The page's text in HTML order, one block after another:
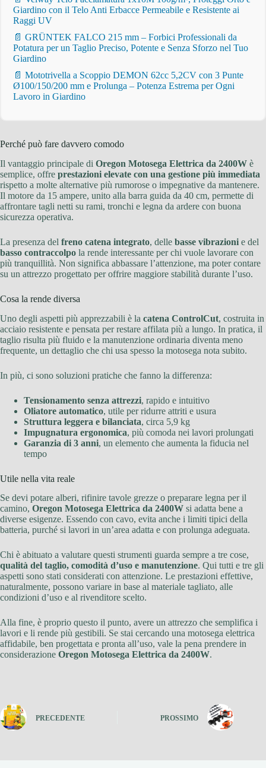
Giardino con il Telo Anti Erbacce Permeabile e Resistente ai
Raggi UV
📄 GRÜNTEK FALCO 215 mm – Forbici Professionali da
Potatura per un Taglio Preciso, Potente e Senza Sforzo nel Tuo
Giardino
📄 Mototrivella a Scoppio DEMON 62cc 5,2CV con 3 Punte
Ø100/150/200 mm e Prolunga – Potenza Estrema per Ogni
Lavoro in Giardino
Perché può fare davvero comodo
Il vantaggio principale di Oregon Motosega Elettrica da 2400W è
semplice, offre prestazioni elevate con una gestione più immediata
rispetto a molte alternative più rumorose o impegnative da mantenere.
Il motore da 15 ampere, unito alla barra guida da 40 cm, permette di
affrontare tagli netti su rami, tronchi e legna da ardere con buona
sicurezza operativa.
La presenza del freno catena integrato, delle basse vibrazioni e del
basso contraccolpo la rende interessante per chi vuole lavorare con
più tranquillità. Non significa abbassare l’attenzione, ma poter contare
su un attrezzo progettato per offrire maggiore stabilità durante l’uso.
Cosa la rende diversa
Uno degli aspetti più apprezzabili è la catena ControlCut, costruita in
acciaio resistente e pensata per restare affilata più a lungo. In pratica, il
taglio risulta più fluido e la manutenzione ordinaria diventa meno
frequente, un dettaglio che chi usa spesso la motosega nota subito.
In più, ci sono soluzioni pratiche che fanno la differenza:
Tensionamento senza attrezzi, rapido e intuitivo
Oliatore automatico, utile per ridurre attriti e usura
Struttura leggera e bilanciata, circa 5,9 kg
Impugnatura ergonomica, più comoda nei lavori prolungati
Garanzia di 3 anni, un elemento che aumenta la fiducia nel
tempo
Utile nella vita reale
Se devi potare alberi, rifinire tavole grezze o preparare legna per il
camino, Oregon Motosega Elettrica da 2400W si adatta bene a
diverse esigenze. Essendo con cavo, evita anche i limiti tipici della
batteria, purché si lavori in un’area adatta e con prolunga adeguata.
Chi è abituato a valutare questi strumenti guarda sempre a tre cose,
qualità del taglio, comodità d’uso e manutenzione. Qui tutti e tre gli
aspetti sono stati considerati con attenzione. Le prestazioni effettive,
naturalmente, possono variare in base al materiale tagliato, alle
condizioni d’uso e al rivenditore scelto.
Alla fine, è proprio questo il punto, avere un attrezzo che semplifica i
lavori e li rende più gestibili. Se stai cercando una motosega elettrica
affidabile, ben progettata e pronta all’uso, vale la pena prendere in
considerazione Oregon Motosega Elettrica da 2400W.
PRECEDENTE PROSSIMO